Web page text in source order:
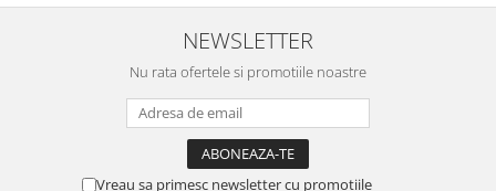
Horeca
Congelate brutarie
NEWSLETTER
Nu rata ofertele si promotiile noastre
Vreau sa primesc newsletter cu promotiile